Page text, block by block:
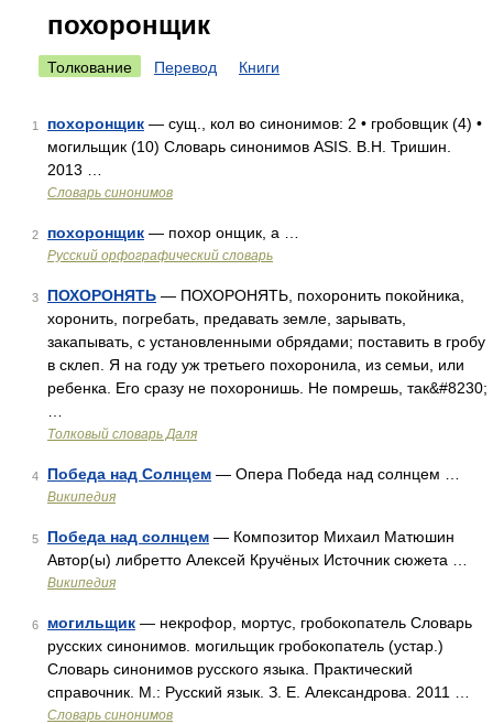
похоронщик
Толкование Перевод Книги
1 похоронщик — сущ., кол во синонимов: 2 • гробовщик (4) •
могильщик (10) Словарь синонимов ASIS. В.Н. Тришин.
2013 …
Словарь синонимов
2 похоронщик — похор онщик, а …
Русский орфографический словарь
3 ПОХОРОНЯТЬ — ПОХОРОНЯТЬ, похоронить покойника,
хоронить, погребать, предавать земле, зарывать,
закапывать, с установленными обрядами; поставить в гробу
в склеп. Я на году уж третьего похоронила, из семьи, или
ребенка. Его сразу не похоронишь. Не помрешь, так&#8230;
Толковый словарь Даля
4 Победа над Солнцем — Опера Победа над солнцем …
Википедия
5 Победа над солнцем — Композитор Михаил Матюшин
Автор(ы) либретто Алексей Кручёных Источник сюжета …
Википедия
6 могильщик — некрофор, мортус, гробокопатель Словарь
русских синонимов. могильщик гробокопатель (устар.)
Словарь синонимов русского языка. Практический
справочник. М.: Русский язык. З. Е. Александрова. 2011 …
Словарь синонимов